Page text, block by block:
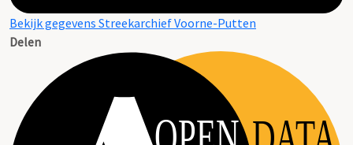
Bekijk gegevens Streekarchief Voorne-Putten
Delen